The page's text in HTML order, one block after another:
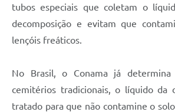
tubos especiais que coletam o
decomposição e evitam que
lençóis freáticos.
No Brasil, o Conama já
cemitérios tradicionais, o líquido da
tratado para que não contamine o